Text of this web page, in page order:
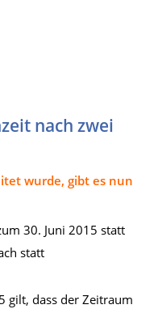
nach zwei
wurde, gibt es nun
30. Juni 2015 statt
statt
gilt, dass der Zeitraum